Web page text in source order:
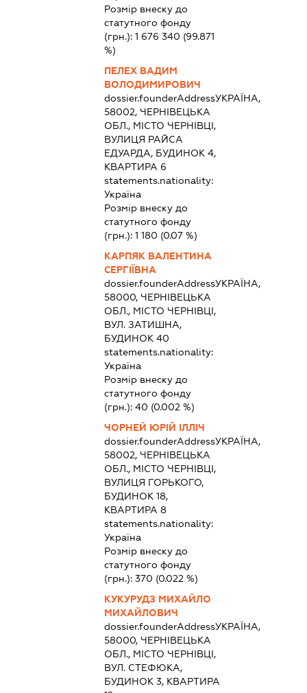
Розмір внеску до
статутного фонду
(грн.):1 676 340 (99.871
%)
ПЕЛЕХ ВАДИМ
ВОЛОДИМИРОВИЧ
dossier.founderAddressУКРАЇНА,
58002, ЧЕРНІВЕЦЬКА
ОБЛ., МІСТО ЧЕРНІВЦІ,
ВУЛИЦЯ РАЙСА
ЕДУАРДА, БУДИНОК 4,
КВАРТИРА 6
statements.nationality:
Україна
Розмір внеску до
статутного фонду
(грн.):1 180 (0.07 %)
КАРПЯК ВАЛЕНТИНА
СЕРГІЇВНА
dossier.founderAddressУКРАЇНА,
58000, ЧЕРНІВЕЦЬКА
ОБЛ., МІСТО ЧЕРНІВЦІ,
ВУЛ. ЗАТИШНА,
БУДИНОК 40
statements.nationality:
Україна
Розмір внеску до
статутного фонду
(грн.):40 (0.002 %)
ЧОРНЕЙ ЮРІЙ ІЛЛІЧ
dossier.founderAddressУКРАЇНА,
58002, ЧЕРНІВЕЦЬКА
ОБЛ., МІСТО ЧЕРНІВЦІ,
ВУЛИЦЯ ГОРЬКОГО,
БУДИНОК 18,
КВАРТИРА 8
statements.nationality:
Україна
Розмір внеску до
статутного фонду
(грн.):370 (0.022 %)
КУКУРУДЗ МИХАЙЛО
МИХАЙЛОВИЧ
dossier.founderAddressУКРАЇНА,
58000, ЧЕРНІВЕЦЬКА
ОБЛ., МІСТО ЧЕРНІВЦІ,
ВУЛ. СТЕФЮКА,
БУДИНОК 3, КВАРТИРА